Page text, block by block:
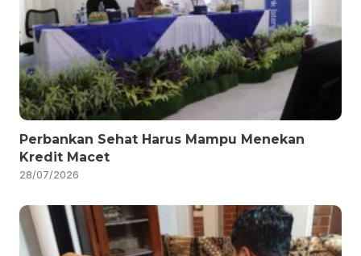
Perbankan Sehat Harus Mampu Menekan
Kredit Macet
28/07/2026